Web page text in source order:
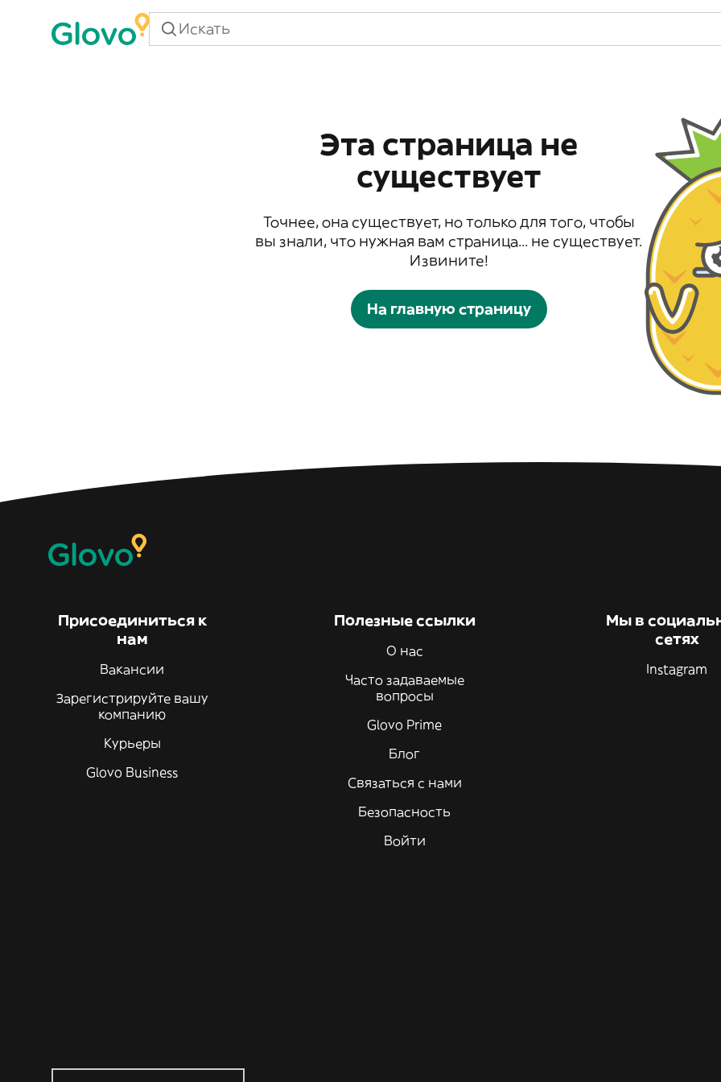
Эта страница не
существует
Точнее, она существует, но только для того, чтобы
вы знали, что нужная вам страница... не существует.
Извините!
На главную страницу
Присоединиться к
нам
Вакансии
Зарегистрируйте вашу
компанию
Курьеры
Glovo Business
Полезные ссылки
О нас
Часто задаваемые
вопросы
Glovo Prime
Блог
Связаться с нами
Безопасность
Войти
Мы в
сетях
Instagram